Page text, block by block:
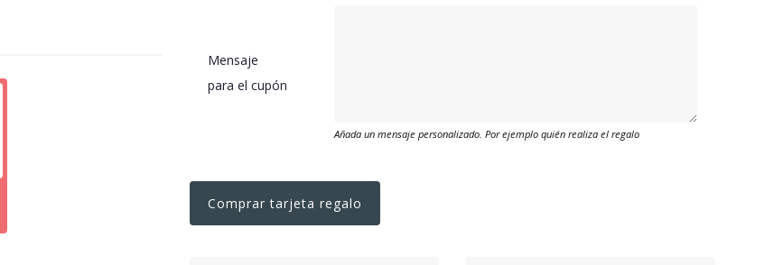
Mensaje
para el cupón
Añada un mensaje personalizado. Por ejemplo quién realiza el regalo
Comprar tarjeta regalo